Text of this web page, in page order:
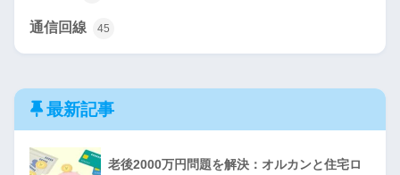
通信回線 45
最新記事
老後2000万円問題を解決：オルカンと住宅ロ